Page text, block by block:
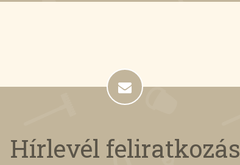
Hírlevél feliratkozás